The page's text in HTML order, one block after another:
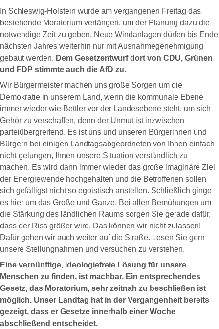
In Schleswig-Holstein wurde am vergangenen Freitag das
bestehende Moratorium verlängert, um der Planung dazu die
notwendige Zeit zu geben. Neue Windanlagen dürfen bis Ende
nächsten Jahres weiterhin nur mit Ausnahmegenehmigung
gebaut werden. Dem Gesetzentwurf dort von CDU, Grünen
und FDP stimmte auch die AfD zu.
Wir Bürgermeister machen uns große Sorgen um die
Demokratie in unserem Land, wenn die kommunale Ebene
immer wieder wie Bettler vor der Landesebene steht, um sich
Gehör zu verschaffen, denn der Unmut ist inzwischen
parteiübergreifend. Es ist uns und unseren Bürgerinnen und
Bürgern bei einigen Landtagsabgeordneten von Ihnen einfach
nicht gelungen, Ihnen unsere Situation verständlich zu
machen. Es wird dann immer wieder das große imaginäre Ziel
der Energiewende hochgehalten und die Betroffenen sollen
sich gefälligst nicht so egoistisch anstellen. Schließlich ginge
es hier um das Große und Ganze. Bei allen Bemühungen um
die Stärkung des ländlichen Raums sorgen Sie gerade dafür,
dass der Riss größer wird. Das können wir nicht zulassen!
Dafür gehen wir auch weiter auf die Straße. Lesen Sie gern
unsere Stellungnahmen und versuchen zu verstehen.
Eine vernünftige, ideologiefreie Lösung für unsere
Menschen zu finden, ist machbar. Ein entsprechendes
Gesetz, das Moratorium, sehr zeitnah zu beschließen ist
möglich. Unser Landtag hat in der Vergangenheit bereits
gezeigt, dass er Gesetze innerhalb einer Woche
abschließend entscheidet.